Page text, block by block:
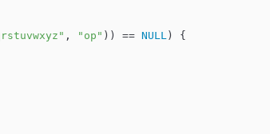
, "op" )) == NULL ) {